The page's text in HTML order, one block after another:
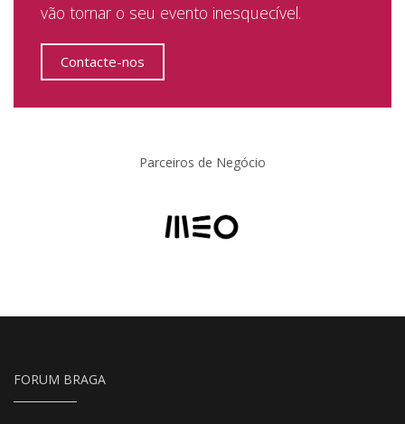
vão tornar o seu evento inesquecível.
Contacte-nos
Parceiros de Negócio
FORUM BRAGA